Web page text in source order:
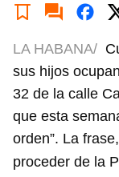
LA HABANA/
sus hijos
32 de la calle
que esta
orden”. La
proceder de la